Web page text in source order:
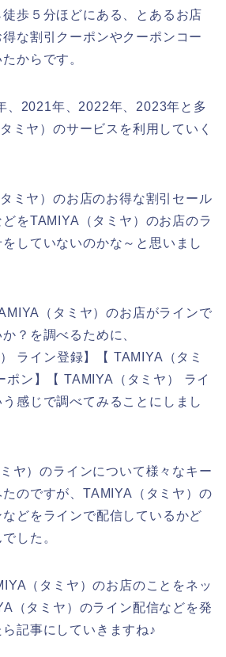
歩５分ほどにある、とあるお店
な割引クーポンやクーポンコー
からです。
、2021年、2022年、2023年と多
ミヤ）のサービスを利用していく
ミヤ）のお店のお得な割引セール
をTAMIYA（タミヤ）のお店のラ
していないのかな～と思いまし
（タミヤ）のお店がラインで
？を調べるために、
ライン登録】【 TAMIYA（タミ
ポン】【 TAMIYA（タミヤ） ライ
感じで調べてみることにしまし
ヤ）のラインについて様々なキー
のですが、TAMIYA（タミヤ）の
どをラインで配信しているかど
した。
（タミヤ）のお店のことをネッ
（タミヤ）のライン配信などを発
記事にしていきますね♪